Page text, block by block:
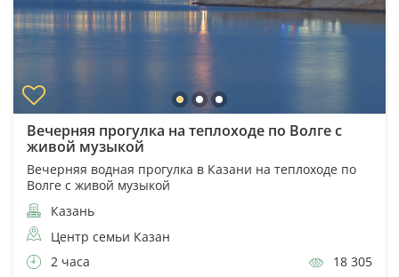
Вечерняя прогулка на теплоходе по Волге с
живой музыкой
Вечерняя водная прогулка в Казани на теплоходе по
Волге с живой музыкой
Казань
Центр семьи Казан
2 часа
18 305